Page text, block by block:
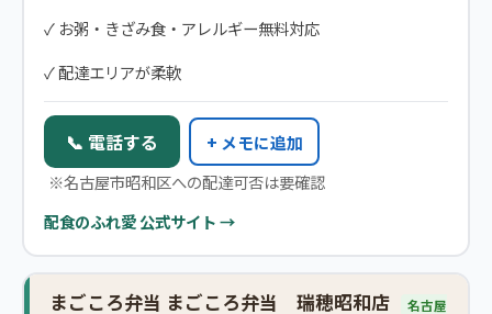
✓ お粥・きざみ食・アレルギー無料対応
✓ 配達エリアが柔軟
📞 電話する
+ メモに追加
※名古屋市昭和区への配達可否は要確認
配食のふれ愛 公式サイト →
まごころ弁当 まごころ弁当 瑞穂昭和店
名古屋